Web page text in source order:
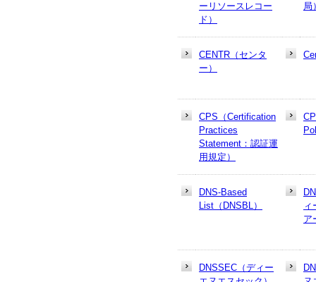
ーリソースレコー
ド）
局
CENTR（センタ
ー）
CPS（Certification
Practices
Statement：認証運
用規定）
DNS-Based
List（DNSBL）
ィ
ア
DNSSEC（ディー